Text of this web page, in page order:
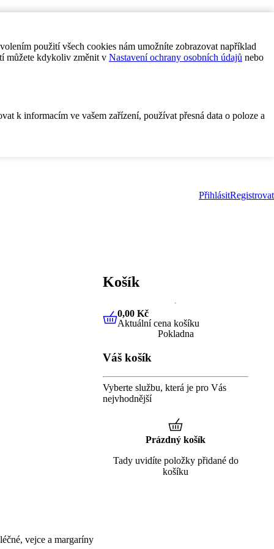
použití všech cookies nám umožníte zobrazovat například
můžete kdykoliv změnit v Nastavení ochrany osobních údajů nebo
k informacím ve vašem zařízení, používat přesná data o poloze a
PřihlásitRegistrovat
vejce a margaríny
Košík
0,00 KčAktuální cena košíku
0,00 Kč
Aktuální cena košíku
Pokladna
Váš košík
Vyberte službu, která je pro Vás
nejvhodnější
Prázdný košík
Tady uvidíte položky přidané do
košíku